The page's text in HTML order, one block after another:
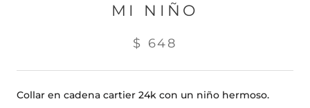
MI NIÑO
$ 648
Collar en cadena cartier 24k con un niño hermoso.